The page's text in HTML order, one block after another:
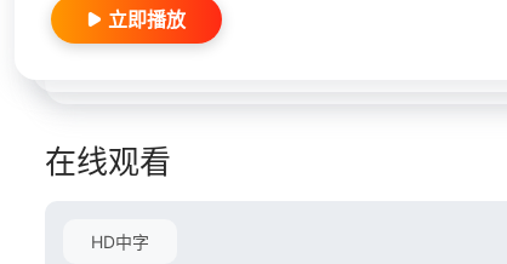
立即播放
在线观看
HD中字